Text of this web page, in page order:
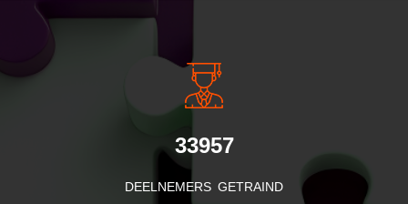
INSIDE INFORMATIE
33957
DEELNEMERS GETRAIND